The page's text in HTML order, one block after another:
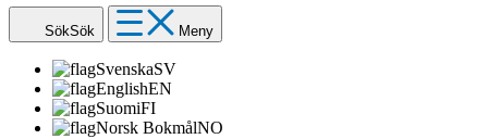
SökSök Meny
SvenskaSV
EnglishEN
SuomiFI
Norsk BokmålNO